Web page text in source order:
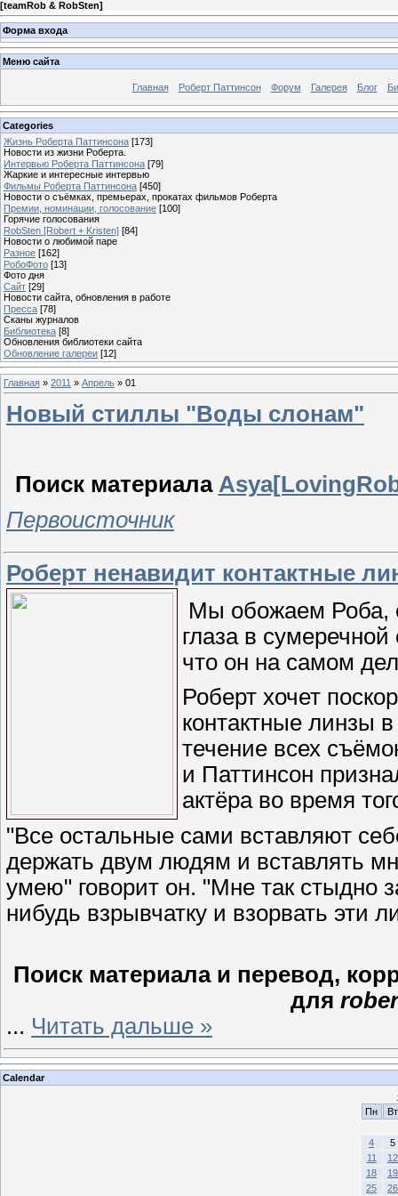
[teamRob & RobSten]
Форма входа
Меню сайта
Главная Роберт Паттинсон Форум Галерея Блог
Categories
Жизнь Роберта Паттинсона [173]
Новости из жизни Роберта.
Интервью Роберта Паттинсона [79]
Жаркие и интересные интервью
Фильмы Роберта Паттинсона [450]
Новости о съёмках, премьерах, прокатах фильмов Роберта
Премии, номинации, голосование [100]
Горячие голосования
RobSten [Robert + Kristen] [84]
Новости о любимой паре
Разное [162]
РобоФото [13]
Фото дня
Сайт [29]
Новости сайта, обновления в работе
Пресса [78]
Сканы журналов
Библиотека [8]
Обновления библиотеки сайта
Обновление галереи [12]
Главная » 2011 » Апрель » 01
Новый стиллы "Воды слонам"
Поиск материала
Первоисточник
Роберт ненавидит контактные
Мы обожаем Роба,
глаза в
что он на самом
Роберт хочет
контактные линзы
течение всех
и Паттинсон
актёра во время
"Все остальные сами вставляют
держать двум людям и вставлять
умею" говорит он. "Мне так стыдно
нибудь взрывчатку и взорвать эти
Поиск материала и перевод,
для
... Читать дальше »
Calendar
Пн
Вт
4
5
11
12
18
19
25
26